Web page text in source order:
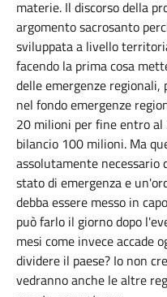
materie. Il discorso della
argomento sacrosanto
sviluppata a livello
facendo la prima cosa
delle emergenze
nel fondo emergenze
20 milioni per fine entro al
bilancio 100 milioni. Ma
assolutamente
stato di emergenza e
debba essere messo in
può farlo il giorno dopo
mesi come invece accade
dividere il paese? Io non
vedranno anche le altre